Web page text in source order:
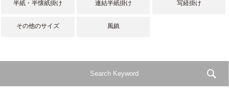
半紙・半懐紙掛け 連結半紙掛け 写経掛け
その他のサイズ 風鎮